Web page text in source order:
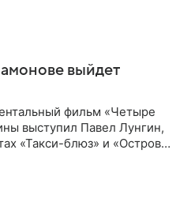
выйдет
фильм «Четыре
выступил Павел Лунгин,
«Такси-блюз» и «Остров».